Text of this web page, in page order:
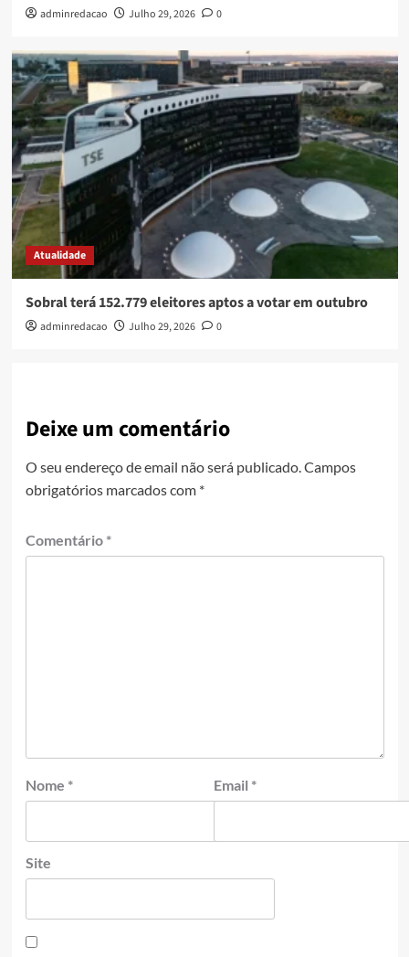
adminredacao Julho 29, 2026 0
Atualidade
Sobral terá 152.779 eleitores aptos a votar em outubro
adminredacao Julho 29, 2026 0
Deixe um comentário
O seu endereço de email não será publicado. Campos
obrigatórios marcados com *
Comentário *
Nome * Email *
Site